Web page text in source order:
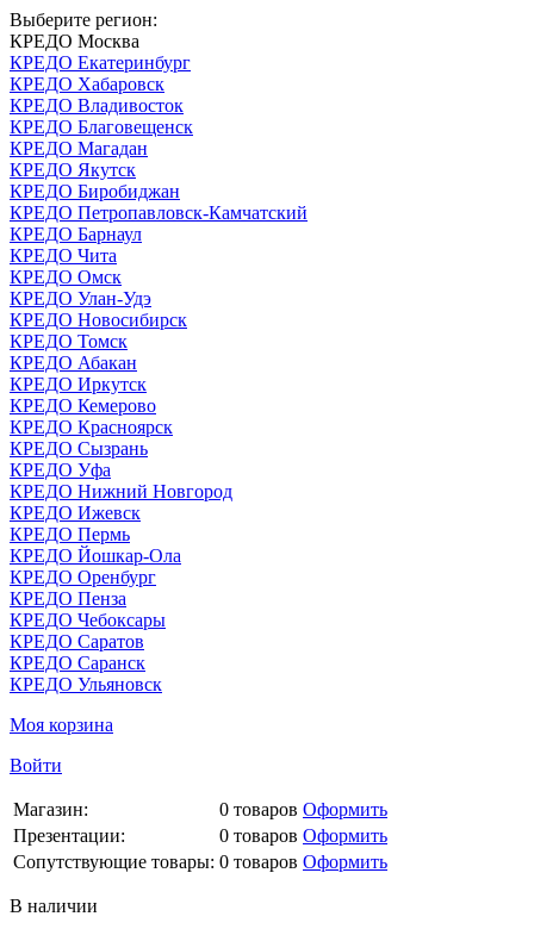
Выберите регион:
КРЕДО Москва
КРЕДО Екатеринбург
КРЕДО Хабаровск
КРЕДО Владивосток
КРЕДО Благовещенск
КРЕДО Магадан
КРЕДО Якутск
КРЕДО Биробиджан
КРЕДО Петропавловск-Камчатский
КРЕДО Барнаул
КРЕДО Чита
КРЕДО Омск
КРЕДО Улан-Удэ
КРЕДО Новосибирск
КРЕДО Томск
КРЕДО Абакан
КРЕДО Иркутск
КРЕДО Кемерово
КРЕДО Красноярск
КРЕДО Сызрань
КРЕДО Уфа
КРЕДО Нижний Новгород
КРЕДО Ижевск
КРЕДО Пермь
КРЕДО Йошкар-Ола
КРЕДО Оренбург
КРЕДО Пенза
КРЕДО Чебоксары
КРЕДО Саратов
КРЕДО Саранск
КРЕДО Ульяновск
Моя корзина
Войти
Магазин: 0 товаров Оформить
Презентации:
0 товаров Оформить
Сопутствующие товары: 0 товаров Оформить
В наличии